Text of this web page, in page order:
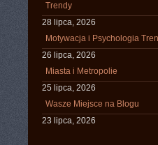
Trendy
28 lipca, 2026
Motywacja i Psychologia
26 lipca, 2026
Miasta i Metropolie
25 lipca, 2026
Wasze Miejsce na Blogu
23 lipca, 2026